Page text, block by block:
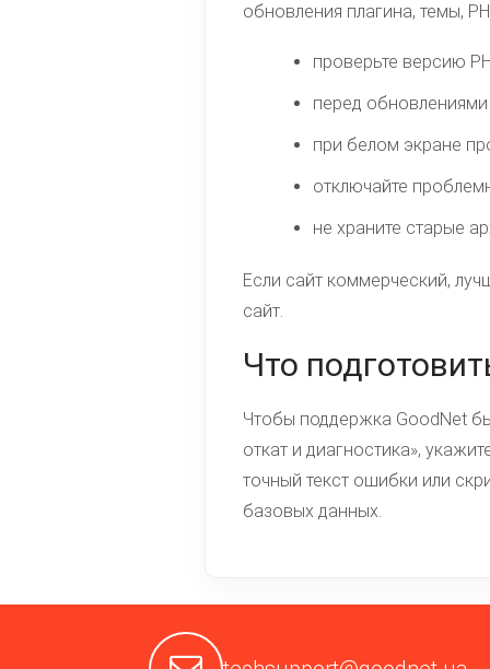
обновления плагина, темы,
проверьте версию
перед обновлениями
при белом экране
отключайте
не храните старые
Если сайт коммерческий,
сайт.
Что
Чтобы поддержка GoodNet
откат и диагностика»,
точный текст ошибки или
базовых данных.